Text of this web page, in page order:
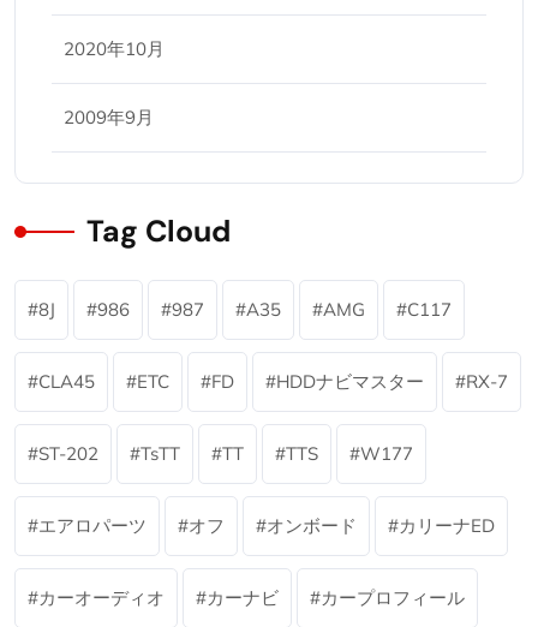
2020年10月
2009年9月
Tag Cloud
8J 986 987 A35 AMG C117
CLA45 ETC FD HDDナビマスター RX-7
ST-202 TsTT TT TTS W177
エアロパーツ オフ オンボード カリーナED
カーオーディオ カーナビ カープロフィール